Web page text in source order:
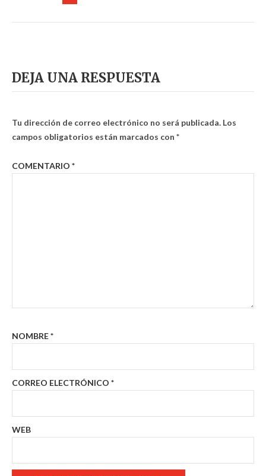
DEJA UNA RESPUESTA
Tu dirección de correo electrónico no será publicada. Los
campos obligatorios están marcados con *
COMENTARIO *
NOMBRE*
CORREO ELECTRÓNICO *
WEB